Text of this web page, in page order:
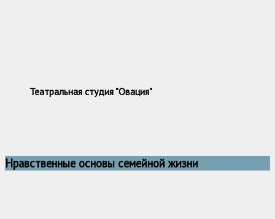
Театральная студия "Овация"
Нравственные основы семейной жизни